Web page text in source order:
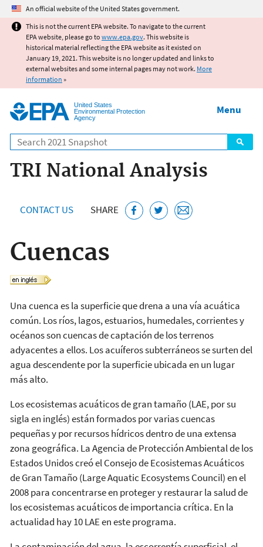
Jump to main content
An official website of the United States government.
This is not the current EPA website. To navigate to the current
EPA website, please go to www.epa.gov. This website is
historical material reflecting the EPA website as it existed on
January 19, 2021. This website is no longer updated and links to
external websites and some internal pages may not work. More
information »
United States
Environmental Protection
Agency
Search
Menu
TRI National Analysis
CONTACT US SHARE
Cuencas
Una cuenca es la superficie que drena a una vía acuática
común. Los ríos, lagos, estuarios, humedales, corrientes y
océanos son cuencas de captación de los terrenos
adyacentes a ellos. Los acuíferos subterráneos se surten del
agua descendente por la superficie ubicada en un lugar
más alto.
Los ecosistemas acuáticos de gran tamaño (LAE, por su
sigla en inglés) están formados por varias cuencas
pequeñas y por recursos hídricos dentro de una extensa
zona geográfica. La Agencia de Protección Ambiental de los
Estados Unidos creó el Consejo de Ecosistemas Acuáticos
de Gran Tamaño (Large Aquatic Ecosystems Council) en el
2008 para concentrarse en proteger y restaurar la salud de
los ecosistemas acuáticos de importancia crítica. En la
actualidad hay 10 LAE en este programa.